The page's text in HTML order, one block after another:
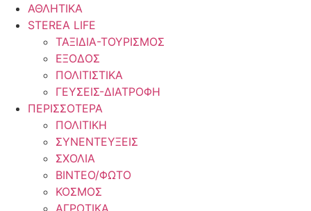
ΑΘΛΗΤΙΚΑ
STEREA LIFE
ΤΑΞΙΔΙΑ-ΤΟΥΡΙΣΜΟΣ
ΕΞΟΔΟΣ
ΠΟΛΙΤΙΣΤΙΚΑ
ΓΕΥΣΕΙΣ-ΔΙΑΤΡΟΦΗ
ΠΕΡΙΣΣΟΤΕΡΑ
ΠΟΛΙΤΙΚΗ
ΣΥΝΕΝΤΕΥΞΕΙΣ
ΣΧΟΛΙΑ
ΒΙΝΤΕΟ/ΦΩΤΟ
ΚΟΣΜΟΣ